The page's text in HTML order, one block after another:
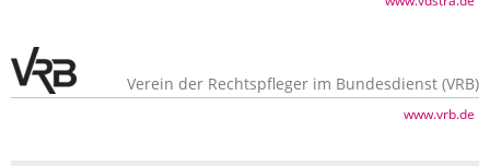
Verein der Rechtspfleger im Bundesdienst (VRB)
www.vrb.de